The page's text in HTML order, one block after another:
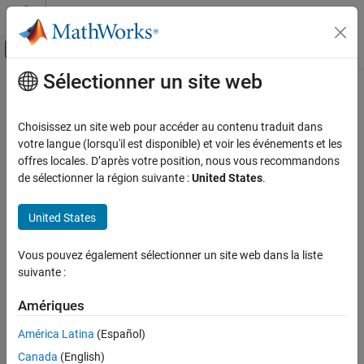
Passer au contenu
Activer/désactiver l'affichage du menu
Accueil de la documentation
Catégorie
Applications générales
Applications automobiles
Applications aérospatiales
Modélisation collaborative
RF et signaux mixtes
Modélisation physique
Logique décisionnelle
Contenu principal
Applications d'automatisation
industrielle
Exemples de modèles illustrant des applications d'automatisation
industrielle
créer des spécifications exécutables sous forme de modèles qui
services d'ingénierie. Ces exemples de modèles illustrent les
applications d'automatisation industrielle.
Sélection d՚exemples
Model and Control Robot Dynamics to Automate Virtual
Sélectionner un site web
Choisissez un site web pour accéder au contenu traduit dans
votre langue (lorsqu'il est disponible) et voir les événements et les
offres locales. D’après votre position, nous vous recommandons
de sélectionner la région suivante :United States.
United States
Vous pouvez également sélectionner un site web dans la liste
suivante :
Amériques
América Latina (Español)
Canada (English)